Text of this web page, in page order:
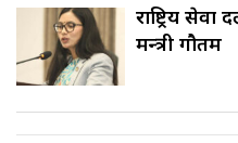
राष्ट्रिय
मन्त्री गौतम